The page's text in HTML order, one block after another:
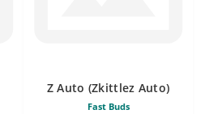
Z Auto (Zkittlez Auto)
Fast Buds